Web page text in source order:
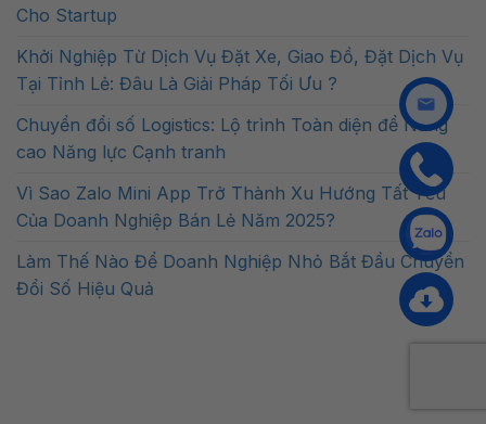
Cho Startup
Khởi Nghiệp Từ Dịch Vụ Đặt Xe, Giao Đồ, Đặt Dịch Vụ
Tại Tỉnh Lẻ: Đâu Là Giải Pháp Tối Ưu ?
Chuyển đổi số Logistics: Lộ trình Toàn diện để Nâng
cao Năng lực Cạnh tranh
Vì Sao Zalo Mini App Trở Thành Xu Hướng Tất Yếu
Của Doanh Nghiệp Bán Lẻ Năm 2025?
Làm Thế Nào Để Doanh Nghiệp Nhỏ Bắt Đầu Chuyển
Đổi Số Hiệu Quả